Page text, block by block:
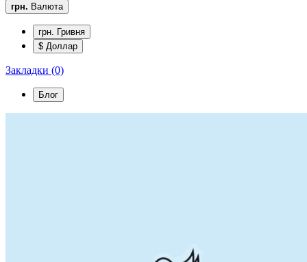
грн. Валюта
грн. Гривня
$ Доллар
Закладки (0)
Блог